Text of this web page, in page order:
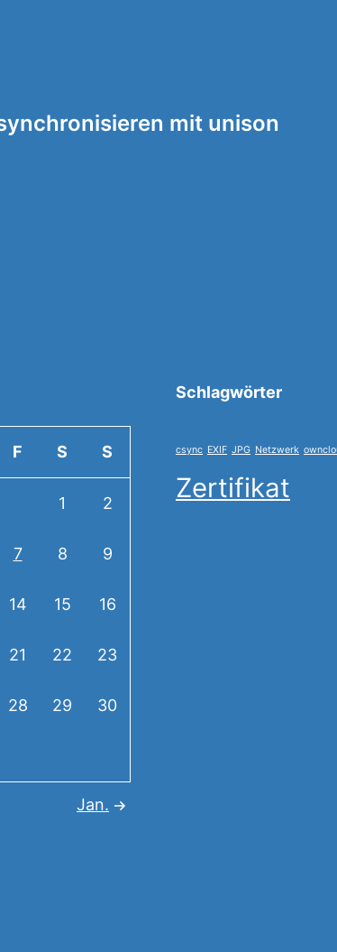
mit unison
F S S
1 2
7 8 9
14 15 16
21 22 23
28 29 30
Jan.
Schlagwörter
csync EXIF JPG Netzwerk
Zertifikat